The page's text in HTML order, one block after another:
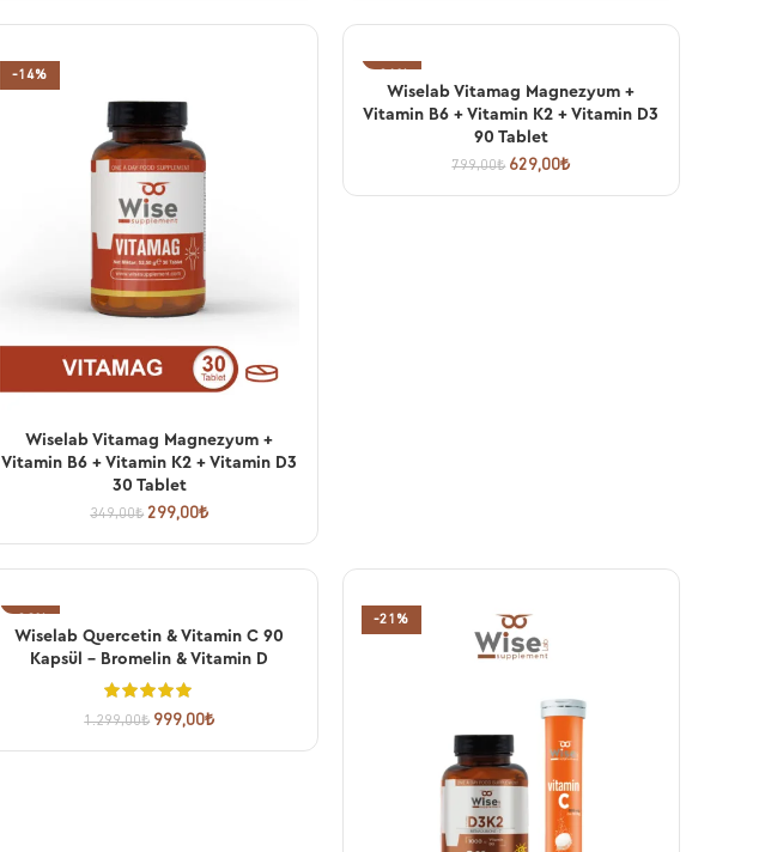
-14%
SEPETE EKLE
Wiselab Vitamag Magnezyum +
Vitamin B6 + Vitamin K2 + Vitamin D3
30 Tablet
349,00₺ 299,00₺
SEPETE EKLE
Wiselab Vitamag Magnezyum +
Vitamin B6 + Vitamin K2 + Vitamin D3
90 Tablet
799,00₺ 629,00₺
SEPETE EKLE
Wiselab Quercetin & Vitamin C 90
Kapsül – Bromelin & Vitamin D
1.299,00₺ 999,00₺
-21%